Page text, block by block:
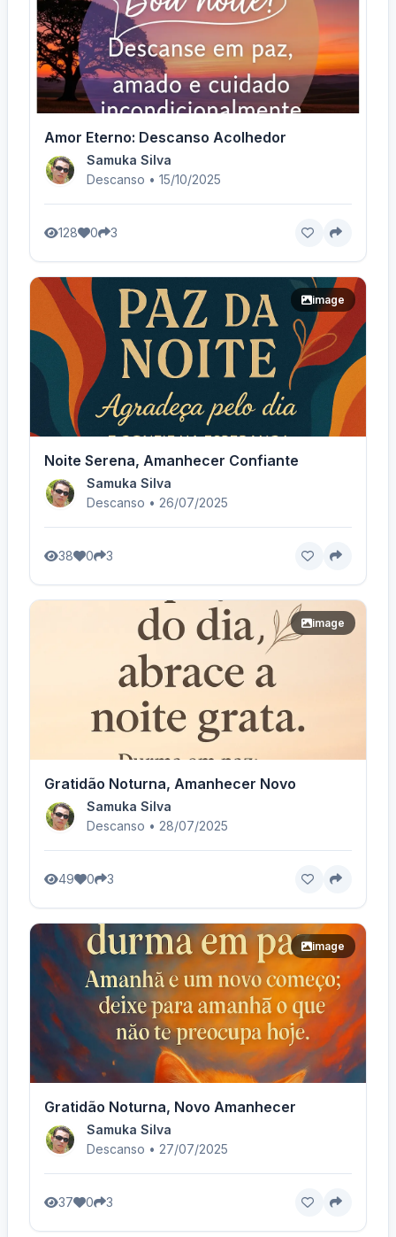
Amor Eterno: Descanso Acolhedor
Samuka Silva
Descanso • 15/10/2025
128 0 3
image
Noite Serena, Amanhecer Confiante
Samuka Silva
Descanso • 26/07/2025
38 0 3
image
Gratidão Noturna, Amanhecer Novo
Samuka Silva
Descanso • 28/07/2025
49 0 3
image
Gratidão Noturna, Novo Amanhecer
Samuka Silva
Descanso • 27/07/2025
37 0 3